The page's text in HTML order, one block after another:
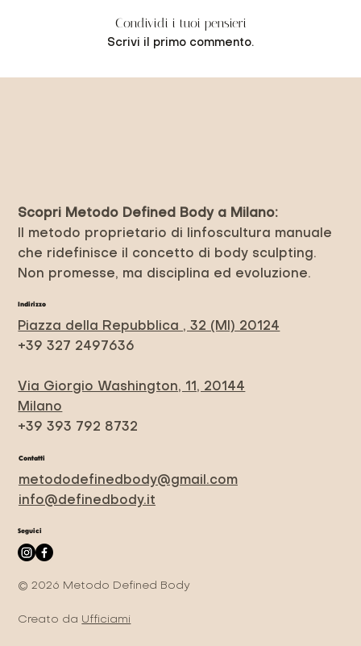
Condividi i tuoi pensieri
Scrivi il primo commento.
Scopri Metodo Defined Body a Milano:
Il metodo proprietario di linfoscultura manuale
che ridefinisce il concetto di body sculpting.
Non promesse, ma disciplina ed evoluzione.
Indirizzo
Piazza della Repubblica , 32 (MI) 20124
+39 327 2497636
Via Giorgio Washington, 11, 20144
Milano
+39 393 792 8732
Contatti
metododefinedbody@gmail.com
info@definedbody.it
Seguici
© 2026 Metodo Defined Body
Creato da Ufficiami